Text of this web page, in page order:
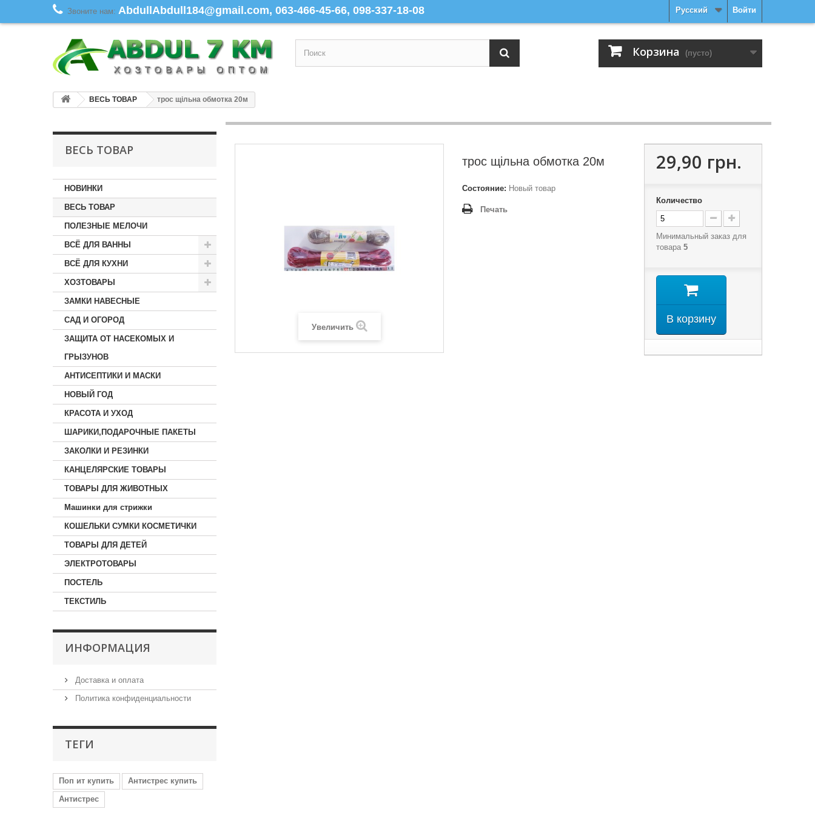
Войти
Русский
Звоните нам: AbdullAbdull184@gmail.com, 063-466-45-66, 098-337-18-08
Корзина (пусто)
ВЕСЬ ТОВАР трос щільна обмотка 20м
ВЕСЬ ТОВАР
НОВИНКИ
ВЕСЬ ТОВАР
ПОЛЕЗНЫЕ МЕЛОЧИ
ВСЁ ДЛЯ ВАННЫ
ВСЁ ДЛЯ КУХНИ
ХОЗТОВАРЫ
ЗАМКИ НАВЕСНЫЕ
САД И ОГОРОД
ЗАЩИТА ОТ НАСЕКОМЫХ И
ГРЫЗУНОВ
АНТИСЕПТИКИ И МАСКИ
НОВЫЙ ГОД
КРАСОТА И УХОД
ШАРИКИ,ПОДАРОЧНЫЕ ПАКЕТЫ
ЗАКОЛКИ И РЕЗИНКИ
КАНЦЕЛЯРСКИЕ ТОВАРЫ
ТОВАРЫ ДЛЯ ЖИВОТНЫХ
Машинки для стрижки
КОШЕЛЬКИ СУМКИ КОСМЕТИЧКИ
ТОВАРЫ ДЛЯ ДЕТЕЙ
ЭЛЕКТРОТОВАРЫ
ПОСТЕЛЬ
ТЕКСТИЛЬ
ИНФОРМАЦИЯ
Доставка и оплата
Политика конфиденциальности
ТЕГИ
Поп ит купить
Антистрес купить
Антистрес
Увеличить
трос щільна обмотка 20м
Состояние: Новый товар
Печать
29,90 грн.
Количество
Минимальный заказ для
товара 5
В корзину